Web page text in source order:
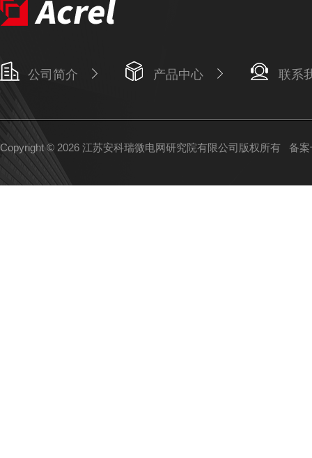
公司简介 产品中心 联系
Copyright © 2026 江苏安科瑞微电网研究院有限公司版权所有 备案